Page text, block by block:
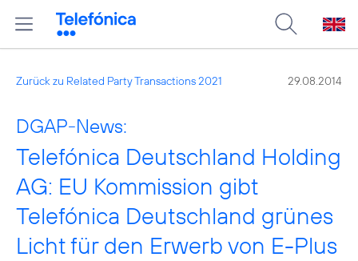
Zurück zu Related Party Transactions 2021 29.08.2014
DGAP-News:
Telefónica Deutschland Holding
AG: EU Kommission gibt
Telefónica Deutschland grünes
Licht für den Erwerb von E-Plus